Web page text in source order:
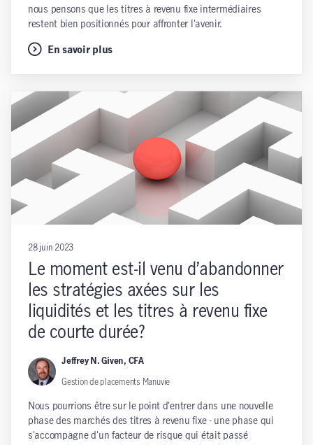
nous pensons que les titres à revenu fixe intermédiaires
restent bien positionnés pour affronter l'avenir.
En savoir plus
28 juin 2023
Le moment est-il venu d’abandonner
les stratégies axées sur les
liquidités et les titres à revenu fixe
de courte durée?
Jeffrey N. Given, CFA
Gestion de placements Manuvie
Nous pourrions être sur le point d'entrer dans une nouvelle
phase des marchés des titres à revenu fixe - une phase qui
s'accompagne d'un facteur de risque qui était passé